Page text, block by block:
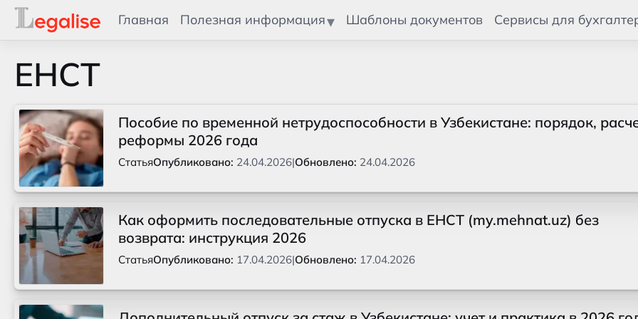
Главная Полезная информация Шаблоны документов Сервисы для
ЕНСТ
Пособие по временной нетрудоспособности в Узбекистане: порядок,
реформы 2026 года
СтатьяОпубликовано: 24.04.2026|Обновлено: 24.04.2026
Как оформить последовательные отпуска в ЕНСТ (my.mehnat.uz) без
возврата: инструкция 2026
СтатьяОпубликовано: 17.04.2026|Обновлено: 17.04.2026